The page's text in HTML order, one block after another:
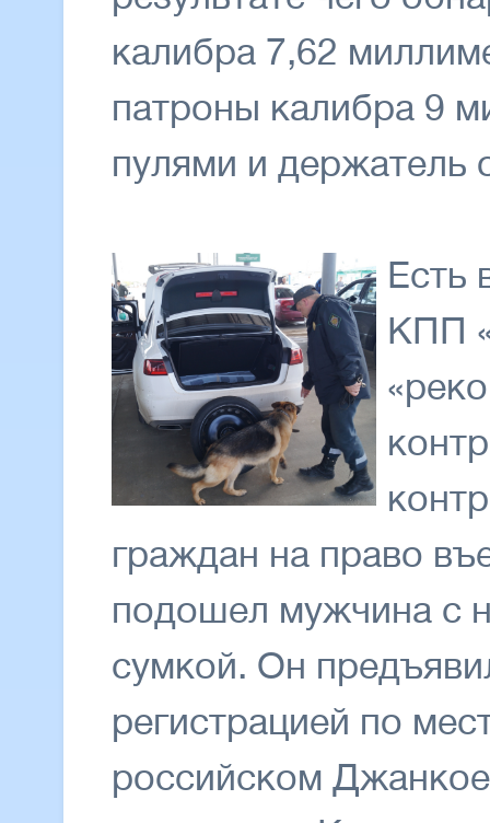
калибра 7,62
патроны калибра 9
пулями и держатель
Есть
КПП
граждан на право
подошел мужчина с
сумкой. Он
регистрацией по
российском